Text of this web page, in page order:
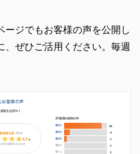
ージでもお客様の声を公開し
ぜひご活用ください。毎週